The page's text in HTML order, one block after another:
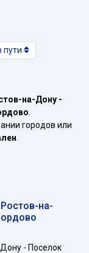
пути
на-Дону -
городов или
на-
- Поселок